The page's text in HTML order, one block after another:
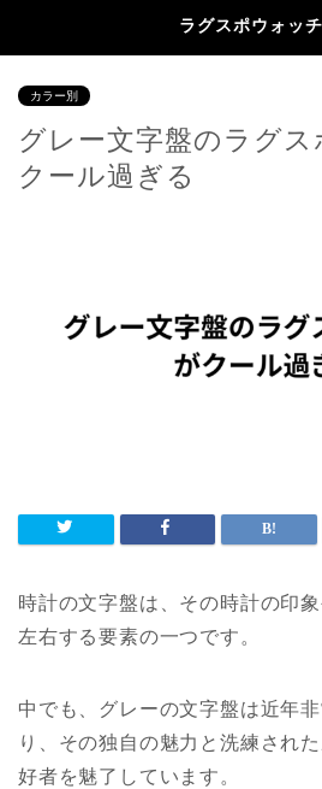
ラグスポウォッ
カラー別
グレー文字盤のラグ
クール過ぎる
時計の文字盤は、その時計の印
左右する要素の一つです。
中でも、グレーの文字盤は近年
り、その独自の魅力と洗練され
好者を魅了しています。